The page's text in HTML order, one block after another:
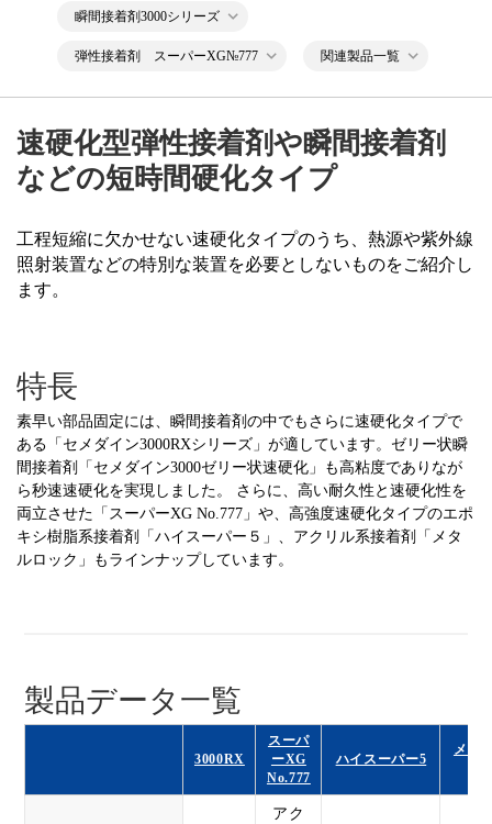
瞬間接着剤3000シリーズ
弾性接着剤 スーパーXG№777 関連製品一覧
速硬化型弾性接着剤や瞬間接着剤
などの短時間硬化タイプ
工程短縮に欠かせない速硬化タイプのうち、熱源や紫外線
照射装置などの特別な装置を必要としないものをご紹介し
ます。
特長
素早い部品固定には、瞬間接着剤の中でもさらに速硬化タイプで
ある「セメダイン3000RXシリーズ」が適しています。ゼリー状瞬
間接着剤「セメダイン3000ゼリー状速硬化」も高粘度でありなが
ら秒速速硬化を実現しました。 さらに、高い耐久性と速硬化性を
両立させた「スーパーXG No.777」や、高強度速硬化タイプのエポ
キシ樹脂系接着剤「ハイスーパー５」、アクリル系接着剤「メタ
ルロック」もラインナップしています。
製品データ一覧
3000RX
スーパ
ーXG
No.777
ハイスーパー5
メタ
アク